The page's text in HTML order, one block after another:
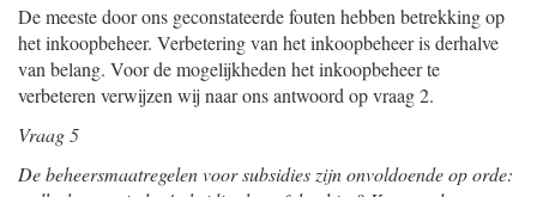
De meeste door ons geconstateerde fouten hebben betrekking op
het inkoopbeheer. Verbetering van het inkoopbeheer is derhalve
van belang. Voor de mogelijkheden het inkoopbeheer te
verbeteren verwijzen wij naar ons antwoord op vraag 2.
Vraag 5
De beheersmaatregelen voor subsidies zijn onvoldoende op orde: